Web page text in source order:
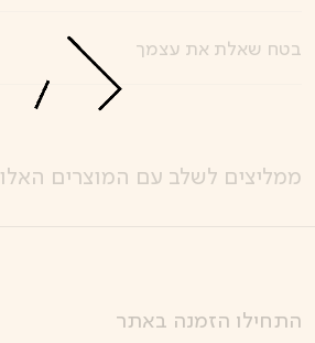
בטח שאלת את עצמך
ממליצים לשלב עם המוצרים האלו
התחילו הזמנה באתר